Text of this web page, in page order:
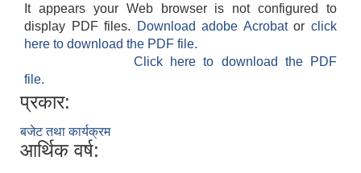
It appears your Web browser is not configured to
display PDF files.
Download adobe Acrobatorclick
here to download the PDF file.
Click here to download the PDF
file.
प्रकार:
बजेट तथा कार्यक्रम
आर्थिक वर्ष: